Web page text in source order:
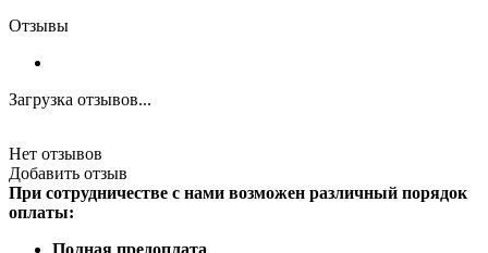
Отзывы
Загрузка отзывов...
Нет отзывов
Добавить отзыв
При сотрудничестве с нами возможен различный порядок
оплаты:
Полная предоплата